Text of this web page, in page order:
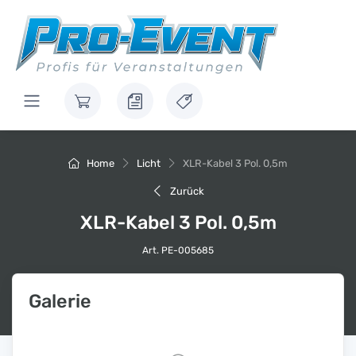
Home Licht XLR-Kabel 3 Pol. 0,5m
Zurück
XLR-Kabel 3 Pol. 0,5m
Art. PE-005685
Galerie